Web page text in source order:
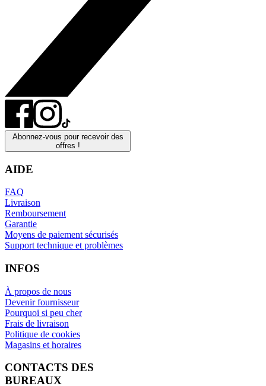
Abonnez-vous pour recevoir des
offres !
AIDE
FAQ
Livraison
Remboursement
Garantie
Moyens de paiement sécurisés
Support technique et problèmes
INFOS
À propos de nous
Devenir fournisseur
Pourquoi si peu cher
Frais de livraison
Politique de cookies
Magasins et horaires
CONTACTS DES
BUREAUX